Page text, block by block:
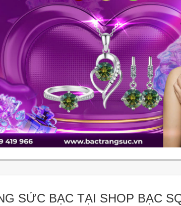
SỨC BẠC TẠI SHOP BẠC